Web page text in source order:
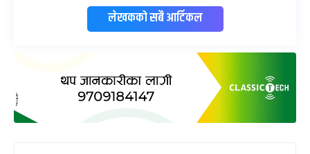
लेखकको सबै आर्टिकल